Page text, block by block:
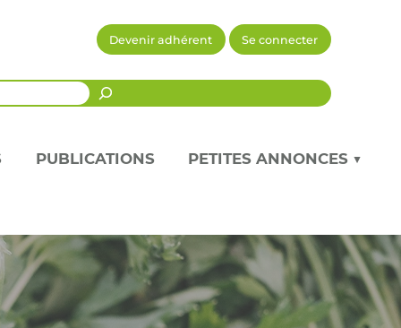
Devenir adhérent Se connecter
PUBLICATIONS PETITES ANNONCES ▼